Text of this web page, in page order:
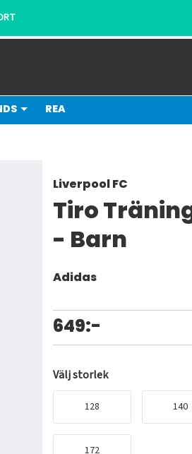
REA
Liverpool FC
Tiro
- Barn
Adidas
649:-
Välj storlek
128 140
172